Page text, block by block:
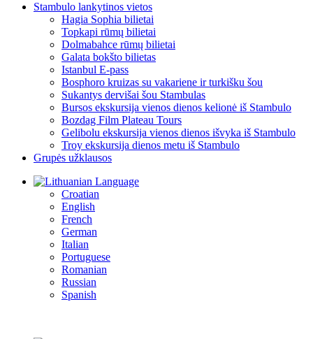
Stambulo lankytinos vietos
Hagia Sophia bilietai
Topkapi rūmų bilietai
Dolmabahce rūmų bilietai
Galata bokšto bilietas
Istanbul E-pass
Bosphoro kruizas su vakariene ir turkišku šou
Sukantys dervišai šou Stambulas
Bursos ekskursija vienos dienos kelionė iš Stambulo
Bozdag Film Plateau Tours
Gelibolu ekskursija vienos dienos išvyka iš Stambulo
Troy ekskursija dienos metu iš Stambulo
Grupės užklausos
Language
Croatian
English
French
German
Italian
Portuguese
Romanian
Russian
Spanish